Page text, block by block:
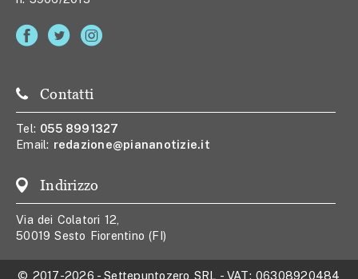
Contatti
Tel: 055 8991327
Email: redazione@piananotizie.it
Indirizzo
Via dei Colatori 12,
50019 Sesto Fiorentino (FI)
© 2017-2026 -Settepuntozero SRL - VAT: 06308920484